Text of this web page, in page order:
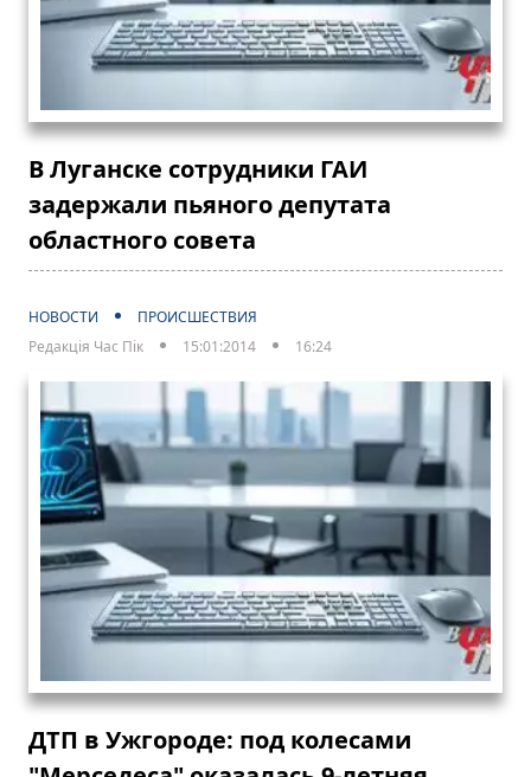
В Луганске сотрудники ГАИ
задержали пьяного депутата
областного совета
НОВОСТИ
ПРОИСШЕСТВИЯ
Редакція Час Пік
15:01:2014 16:24
ДТП в Ужгороде: под колесами